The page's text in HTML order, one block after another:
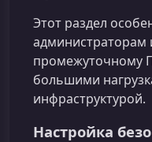
Этот раздел
администраторам
промежуточному
большими
инфраструктурой.
Настройка